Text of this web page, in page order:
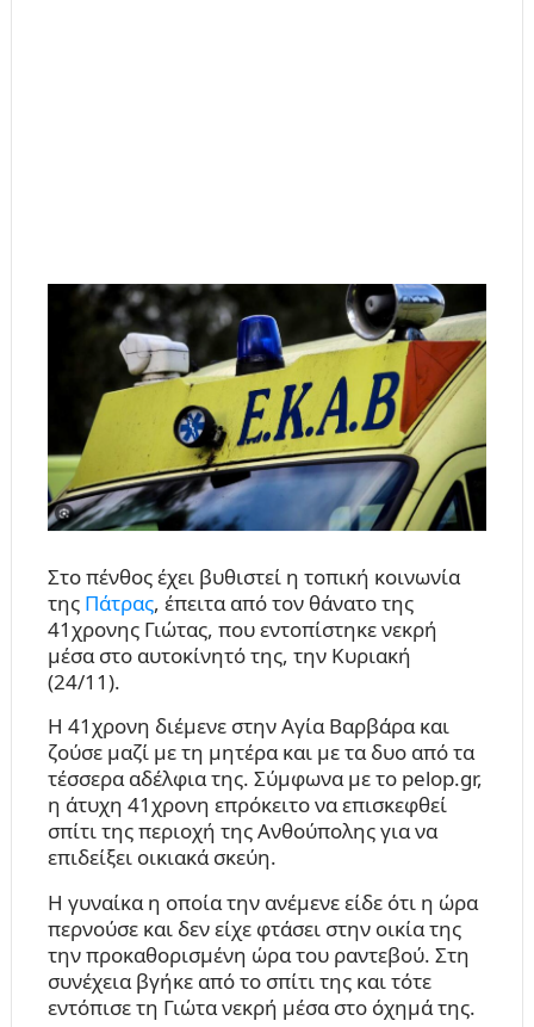
Στο πένθος έχει βυθιστεί η τοπική κοινωνία
της Πάτρας, έπειτα από τον θάνατο της
41χρονης Γιώτας, που εντοπίστηκε νεκρή
μέσα στο αυτοκίνητό της, την Κυριακή
(24/11).
Η 41χρονη διέμενε στην Αγία Βαρβάρα και
ζούσε μαζί με τη μητέρα και με τα δυο από τα
τέσσερα αδέλφια της. Σύμφωνα με το pelop.gr,
η άτυχη 41χρονη επρόκειτο να επισκεφθεί
σπίτι της περιοχή της Ανθούπολης για να
επιδείξει οικιακά σκεύη.
Η γυναίκα η οποία την ανέμενε είδε ότι η ώρα
περνούσε και δεν είχε φτάσει στην οικία της
την προκαθορισμένη ώρα του ραντεβού. Στη
συνέχεια βγήκε από το σπίτι της και τότε
εντόπισε τη Γιώτα νεκρή μέσα στο όχημά της.